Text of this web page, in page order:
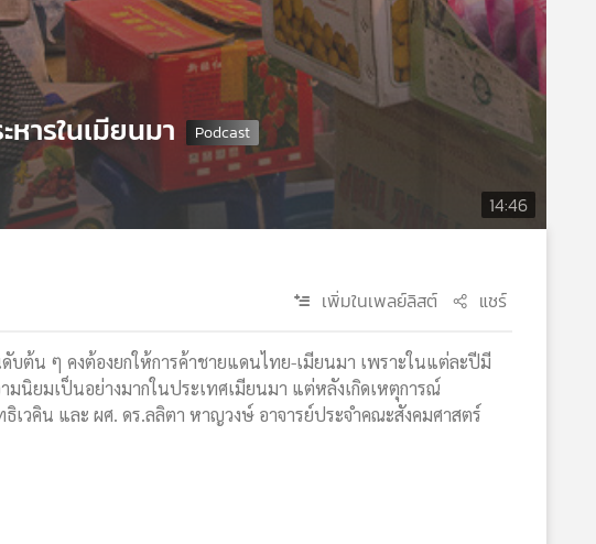
14:46
ารในเมียนมา
เพิ่มในเพลย์ลิสต์ แชร์
ต้น ๆ คงต้องยกให้การค้าชายแดนไทย-เมียนมา เพราะในแต่ละปีมี
นิยมเป็นอย่างมากในประเทศเมียนมา แต่หลังเกิดเหตุการณ์
วคิน และ ผศ. ดร.ลลิตา หาญวงษ์ อาจารย์ประจำคณะสังคมศาสตร์